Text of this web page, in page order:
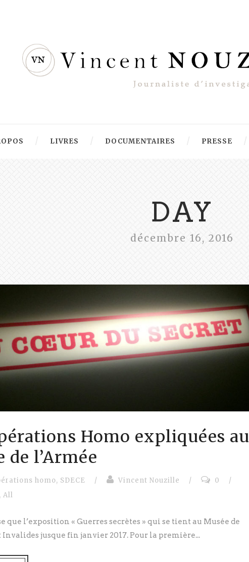
LIVRES DOCUMENTAIRES PRESSE
DAY
décembre 16, 2016
Homo expliquées au
de l’Armée
homo, SDECE / Vincent Nouzille / 0
/
, All
que l’exposition « Guerres secrètes » qui se tient au Musée de
Invalides jusque fin janvier 2017. Pour la première...